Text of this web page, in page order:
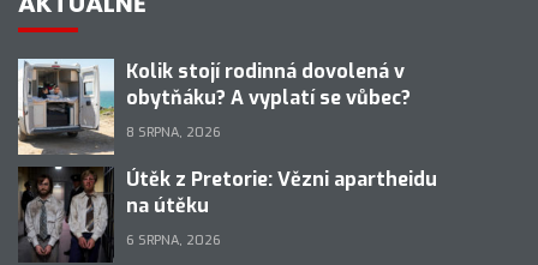
Kolik stojí rodinná dovolená v
obytňáku? A vyplatí se vůbec?
8 SRPNA, 2026
Útěk z Pretorie: Vězni apartheidu
na útěku
6 SRPNA, 2026